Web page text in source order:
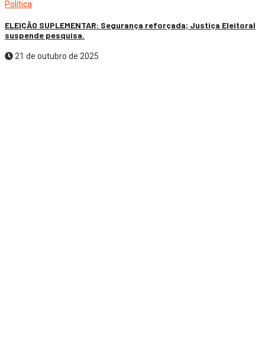
Política
ELEIÇÃO SUPLEMENTAR: Segurança reforçada; Justiça Eleitoral
suspende pesquisa.
21 de outubro de 2025